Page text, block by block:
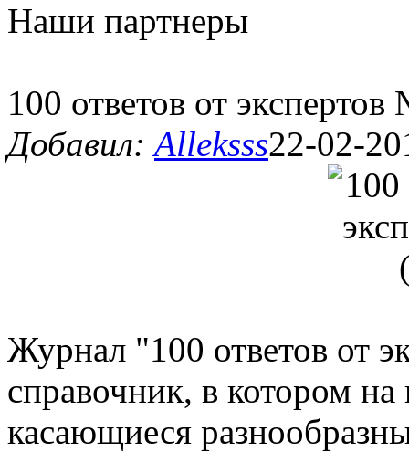
Наши партнеры
100 ответов от
Добавил:Alleksss22-02-
Журнал "100 ответов от
справочник, в котором
касающиеся